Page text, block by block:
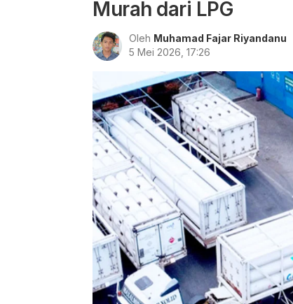
Murah dari LPG
Oleh Muhamad Fajar Riyandanu
5 Mei 2026, 17:26